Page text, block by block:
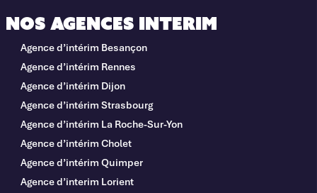
Nos agences interim
Agence d’intérim Besançon
Agence d’intérim Rennes
Agence d’intérim Dijon
Agence d’intérim Strasbourg
Agence d’intérim La Roche-Sur-Yon
Agence d’intérim Cholet
Agence d’intérim Quimper
Agence d’interim Lorient